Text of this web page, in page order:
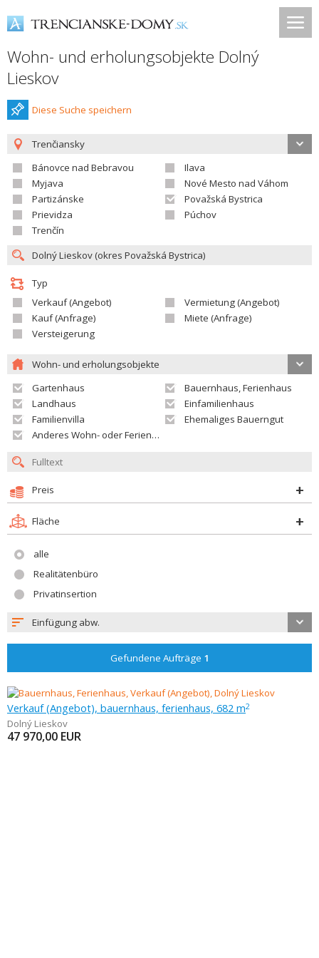
Wohn- und erholungsobjekte Dolný
Lieskov
Diese Suche speichern
Trenčiansky
Bánovce nad Bebravou
Ilava
Myjava
Nové Mesto nad Váhom
Partizánske
Považská Bystrica
Prievidza
Púchov
Trenčín
Typ
Verkauf (Angebot)
Vermietung (Angebot)
Kauf (Anfrage)
Miete (Anfrage)
Versteigerung
Wohn- und erholungsobjekte
Gartenhaus
Bauernhaus, Ferienhaus
Landhaus
Einfamilienhaus
Familienvilla
Ehemaliges Bauerngut
Anderes Wohn- oder Ferienobjekt
Preis
Fläche
alle
Realitätenbüro
Privatinsertion
Einfügung abw.
Gefundene Aufträge 1
Verkauf (Angebot), bauernhaus, ferienhaus, 682 m2
Dolný Lieskov
47 970,00 EUR